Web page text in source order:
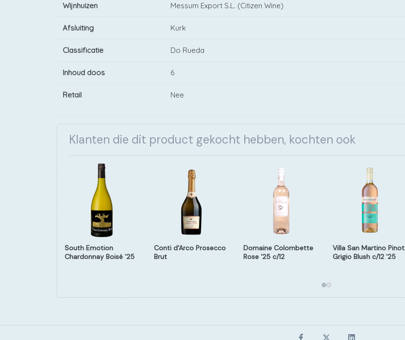
Wijnhuizen Messum Export S.L. (Citizen Wine)
Afsluiting Kurk
Classificatie Do Rueda
Inhoud doos 6
Retail Nee
Klanten die dit product gekocht hebben, kochten ook
South Emotion
Chardonnay Boisé '25
Conti d'Arco Prosecco
Brut
Domaine Colombette
Rose '25 c/12
Villa San Martino Pinot
Grigio Blush c/12 '25